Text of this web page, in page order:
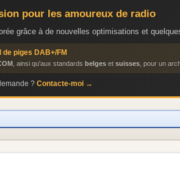
pour les amoureux de radio
grâce à de nouvelles optimisations et
piges DAB+/FM
, ainsi qu'aux standards belges et suisses , pour un
? Contacte-moi →